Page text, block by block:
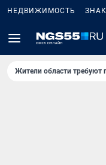
НЕДВИЖИМОСТЬ
Жители области требуют